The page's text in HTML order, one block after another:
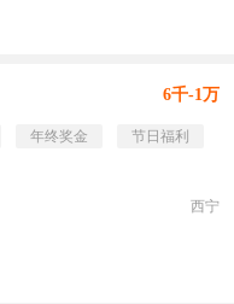
6千-1万
年终奖金
节日福利
西宁